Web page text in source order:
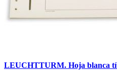
LEUCHTTURM. Hoja blanca